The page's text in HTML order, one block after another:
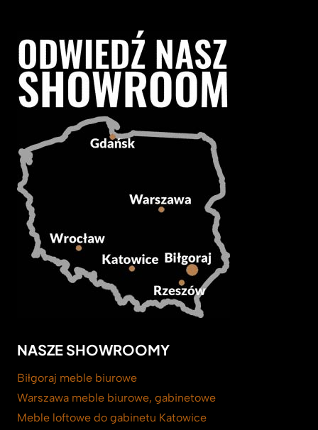
NASZE SHOWROOMY
Biłgoraj meble biurowe
Warszawa meble biurowe, gabinetowe
Meble loftowe do gabinetu Katowice